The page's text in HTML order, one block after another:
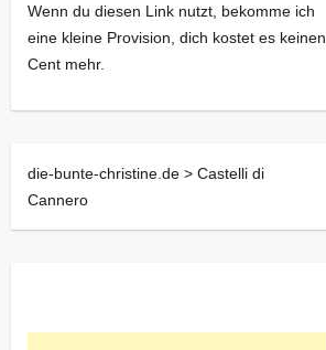
Wenn du diesen Link nutzt, bekomme ich
eine kleine Provision, dich kostet es keinen
Cent mehr.
die-bunte-christine.de > Castelli di
Cannero